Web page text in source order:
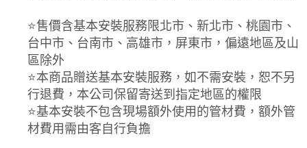
⭐️售價含基本安裝服務限北市、新北市、桃園市、
台中市、台南市、高雄市，屏東市，偏遠地區及山
區除外
⭐️本商品贈送基本安裝服務，如不需安裝，恕不另
行退費，本公司保留寄送到指定地區的權限
⭐️基本安裝不包含現場額外使用的管材費，額外管
材費用需由客自行負擔